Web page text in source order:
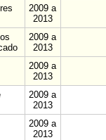
2009 a
2013
2009 a
2013
2009 a
2013
2009 a
2013
2009 a
2013